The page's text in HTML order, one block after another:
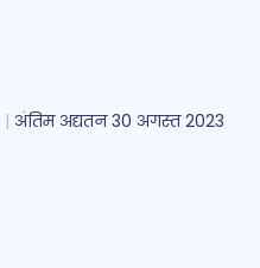
अंतिम अद्यतन30 अगस्त 2023